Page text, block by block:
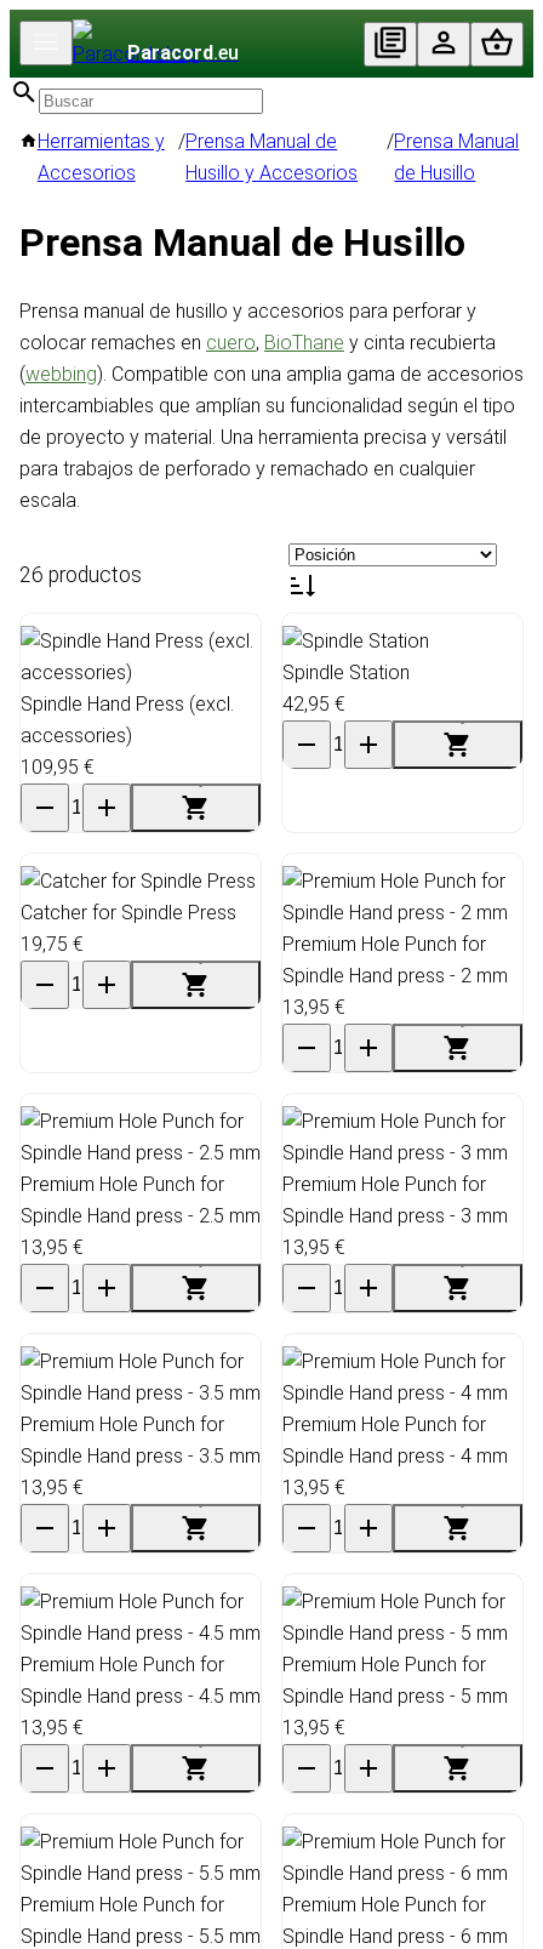
Paracord.eu
Herramientas y
Accesorios
/Prensa Manual de
Husillo y Accesorios
/Prensa Manual
de Husillo
Prensa Manual de Husillo
Prensa manual de husillo y accesorios para perforar y
colocar remaches en cuero, BioThane y cinta recubierta
(webbing). Compatible con una amplia gama de accesorios
intercambiables que amplían su funcionalidad según el tipo
de proyecto y material. Una herramienta precisa y versátil
para trabajos de perforado y remachado en cualquier
escala.
26 productos
Spindle Hand Press (excl.
accessories)
109,95 €
Spindle Station
42,95 €
Catcher for Spindle Press
19,75 €
Premium Hole Punch for
Spindle Hand press - 2 mm
13,95 €
Premium Hole Punch for
Spindle Hand press - 2.5 mm
13,95 €
Premium Hole Punch for
Spindle Hand press - 3 mm
13,95 €
Premium Hole Punch for
Spindle Hand press - 3.5 mm
13,95 €
Premium Hole Punch for
Spindle Hand press - 4 mm
13,95 €
Premium Hole Punch for
Spindle Hand press - 4.5 mm
13,95 €
Premium Hole Punch for
Spindle Hand press - 5 mm
13,95 €
Premium Hole Punch for
Spindle Hand press - 5.5 mm
Premium Hole Punch for
Spindle Hand press - 6 mm